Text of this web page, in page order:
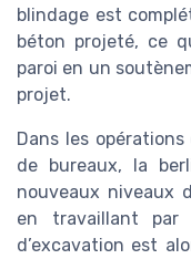
blindage est
béton projeté, ce
paroi en un
projet.
Dans les
de bureaux, la
nouveaux niveaux
en travaillant par
d’excavation est